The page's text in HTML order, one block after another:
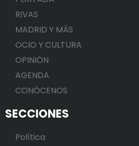
RIVAS
MADRID Y MÁS
OCIO Y CULTURA
OPINIÓN
AGENDA
CONÓCENOS
SECCIONES
Política